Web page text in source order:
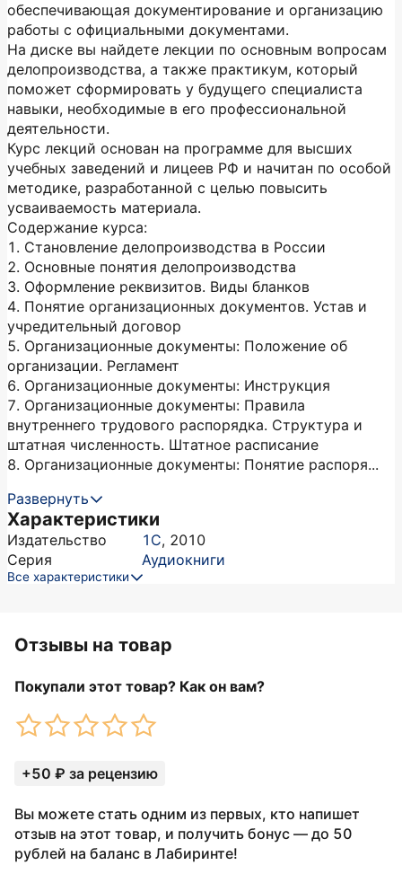
обеспечивающая документирование и организацию
работы с официальными документами.
На диске вы найдете лекции по основным вопросам
делопроизводства, а также практикум, который
поможет сформировать у будущего специалиста
навыки, необходимые в его профессиональной
деятельности.
Курс лекций основан на программе для высших
учебных заведений и лицеев РФ и начитан по особой
методике, разработанной с целью повысить
усваиваемость материала.
Содержание курса:
1. Становление делопроизводства в России
2. Основные понятия делопроизводства
3. Оформление реквизитов. Виды бланков
4. Понятие организационных документов. Устав и
учредительный договор
5. Организационные документы: Положение об
организации. Регламент
6. Организационные документы: Инструкция
7. Организационные документы: Правила
внутреннего трудового распорядка. Структура и
штатная численность. Штатное расписание
8. Организационные документы: Понятие распоря...
Развернуть
Характеристики
Издательство 1С, 2010
Серия
Аудиокниги
Все характеристики
Отзывы на товар
Покупали этот товар? Как он вам?
+50 ₽ за рецензию
Вы можете стать одним из первых, кто напишет
отзыв на этот товар, и получить бонус — до 50
рублей на баланс в Лабиринте!